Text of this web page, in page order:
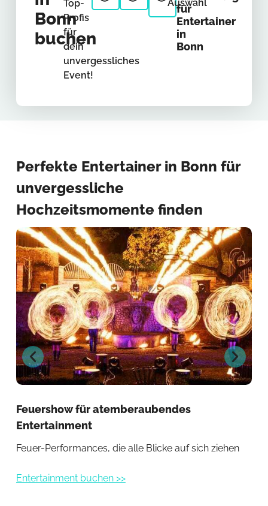
Bonn
buchen
Top-
Profis
für
dein
unvergessliches
Event!
Auswahl
für
Entertainer
in
Bonn
Perfekte Entertainer in Bonn für
unvergessliche
Hochzeitsmomente finden
Feuershow für atemberaubendes
Entertainment
Feuer-Performances, die alle Blicke auf sich ziehen
Entertainment buchen >>